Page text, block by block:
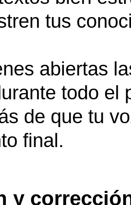
tus
abiertas
todo el
de que tu
final.
y